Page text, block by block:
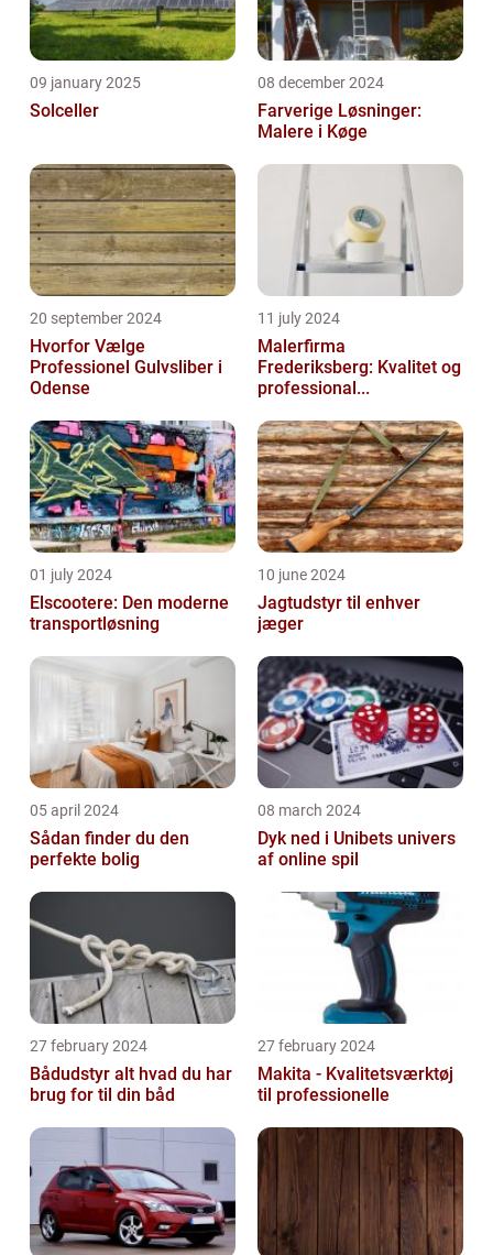
09 january 2025
Solceller
08 december 2024
Farverige Løsninger:
Malere i Køge
20 september 2024
Hvorfor Vælge
Professionel Gulvsliber i
Odense
11 july 2024
Malerfirma
Frederiksberg: Kvalitet og
professional...
01 july 2024
Elscootere: Den moderne
transportløsning
10 june 2024
Jagtudstyr til enhver
jæger
05 april 2024
Sådan finder du den
perfekte bolig
08 march 2024
Dyk ned i Unibets univers
af online spil
27 february 2024
Bådudstyr alt hvad du har
brug for til din båd
27 february 2024
Makita - Kvalitetsværktøj
til professionelle